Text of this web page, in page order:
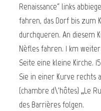
Renaissance“ links
fahren, das Dorf bis zum
durchqueren. An diesem
Nèfles fahren. 1 km
Seite eine kleine Kirche.
Sie in einer Kurve rechts
(chambre d\'hôtes) „Le
des Barrières folgen.